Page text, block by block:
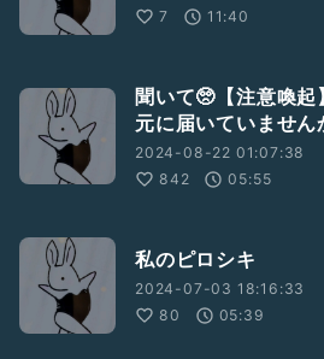
7
11:40
聞いて🥺【注意喚起
元に届いていません
2024-08-22 01:07:38
842
05:55
私のピロシキ
2024-07-03 18:16:33
80
05:39